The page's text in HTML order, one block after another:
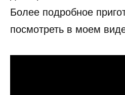
Более подробное
посмотреть в моем